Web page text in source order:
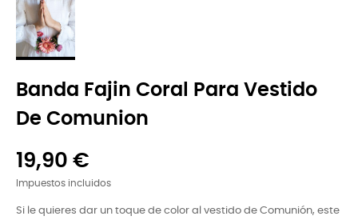
Banda Fajin Coral Para Vestido
De Comunion
19,90 €
Impuestos incluidos
Si le quieres dar un toque de color al vestido de Comunión, este